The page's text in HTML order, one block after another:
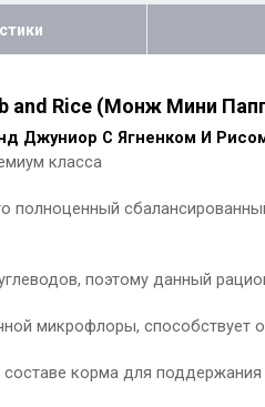
and Rice (Монж Мини
Джуниор С Ягненком И
класса
это полноценный
поэтому данный
микрофлоры,
корма для